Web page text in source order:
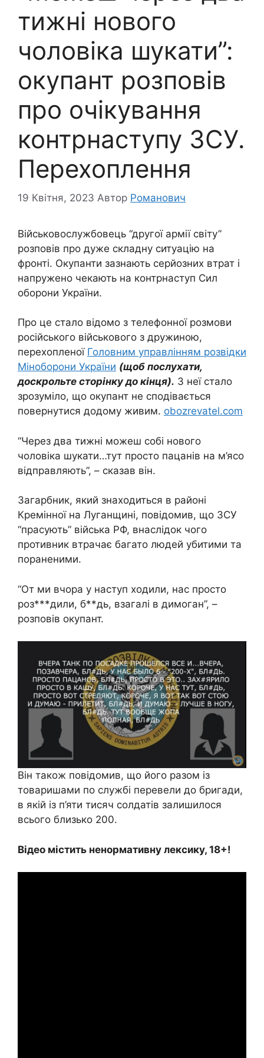
тижні нового
чоловіка шукати”:
окупант розповів
про очікування
контрнаступу ЗСУ.
Перехоплення
19 Квітня, 2023 Автор Романович
Військовослужбовець “другої армії світу”
розповів про дуже складну ситуацію на
фронті. Окупанти зазнають серйозних втрат і
напружено чекають на контрнаступ Сил
оборони України.
Про це стало відомо з телефонної розмови
російського військового з дружиною,
перехопленої Головним управлінням розвідки
Міноборони України (щоб послухати,
доскрольте сторінку до кінця). З неї стало
зрозуміло, що окупант не сподівається
повернутися додому живим. obozrevatel.com
“Через два тижні можеш собі нового
чоловіка шукати…тут просто пацанів на м’ясо
відправляють”, – сказав він.
Загарбник, який знаходиться в районі
Кремінної на Луганщині, повідомив, що ЗСУ
“прасують” війська РФ, внаслідок чого
противник втрачає багато людей убитими та
пораненими.
“От ми вчора у наступ ходили, нас просто
роз***дили, б**дь, взагалі в димоган”, –
розповів окупант.
Він також повідомив, що його разом із
товаришами по службі перевели до бригади,
в якій із п’яти тисяч солдатів залишилося
всього близько 200.
Відео містить ненормативну лексику, 18+!